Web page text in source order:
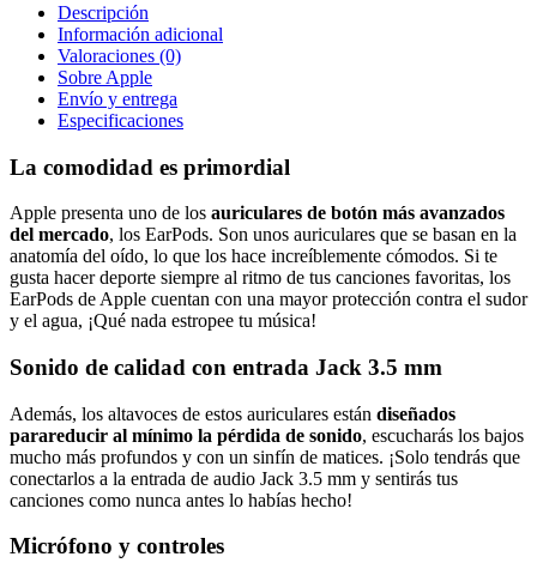
Descripción
Información adicional
Valoraciones (0)
Sobre Apple
Envío y entrega
Especificaciones
La comodidad es primordial
Apple presenta uno de los auriculares de botón más avanzados
del mercado, los EarPods. Son unos auriculares que se basan en la
anatomía del oído, lo que los hace increíblemente cómodos. Si te
gusta hacer deporte siempre al ritmo de tus canciones favoritas, los
EarPods de Apple cuentan con una mayor protección contra el sudor
y el agua, ¡Qué nada estropee tu música!
Sonido de calidad con entrada Jack 3.5 mm
Además, los altavoces de estos auriculares están diseñados
parareducir al mínimo la pérdida de sonido, escucharás los bajos
mucho más profundos y con un sinfín de matices. ¡Solo tendrás que
conectarlos a la entrada de audio Jack 3.5 mm y sentirás tus
canciones como nunca antes lo habías hecho!
Micrófono y controles